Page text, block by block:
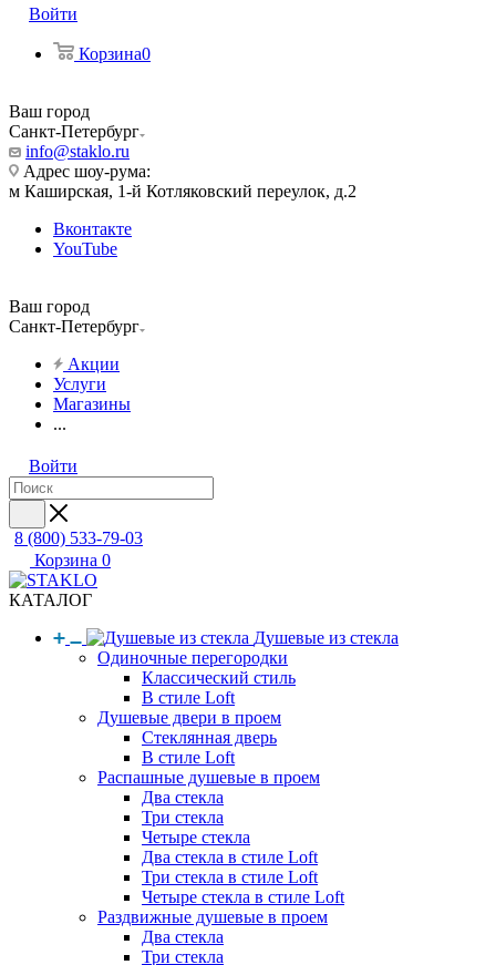
Войти
Корзина0
Ваш город
Санкт-Петербург
info@staklo.ru
Адрес шоу-рума:
м Каширская, 1-й Котляковский переулок, д.2
Вконтакте
YouTube
Ваш город
Санкт-Петербург
Акции
Услуги
Магазины
...
Войти
8 (800) 533-79-03
Корзина 0
КАТАЛОГ
Душевые из стекла
Одиночные перегородки
Классический стиль
В стиле Loft
Душевые двери в проем
Стеклянная дверь
В стиле Loft
Распашные душевые в проем
Два стекла
Три стекла
Четыре стекла
Два стекла в стиле Loft
Три стекла в стиле Loft
Четыре стекла в стиле Loft
Раздвижные душевые в проем
Два стекла
Три стекла